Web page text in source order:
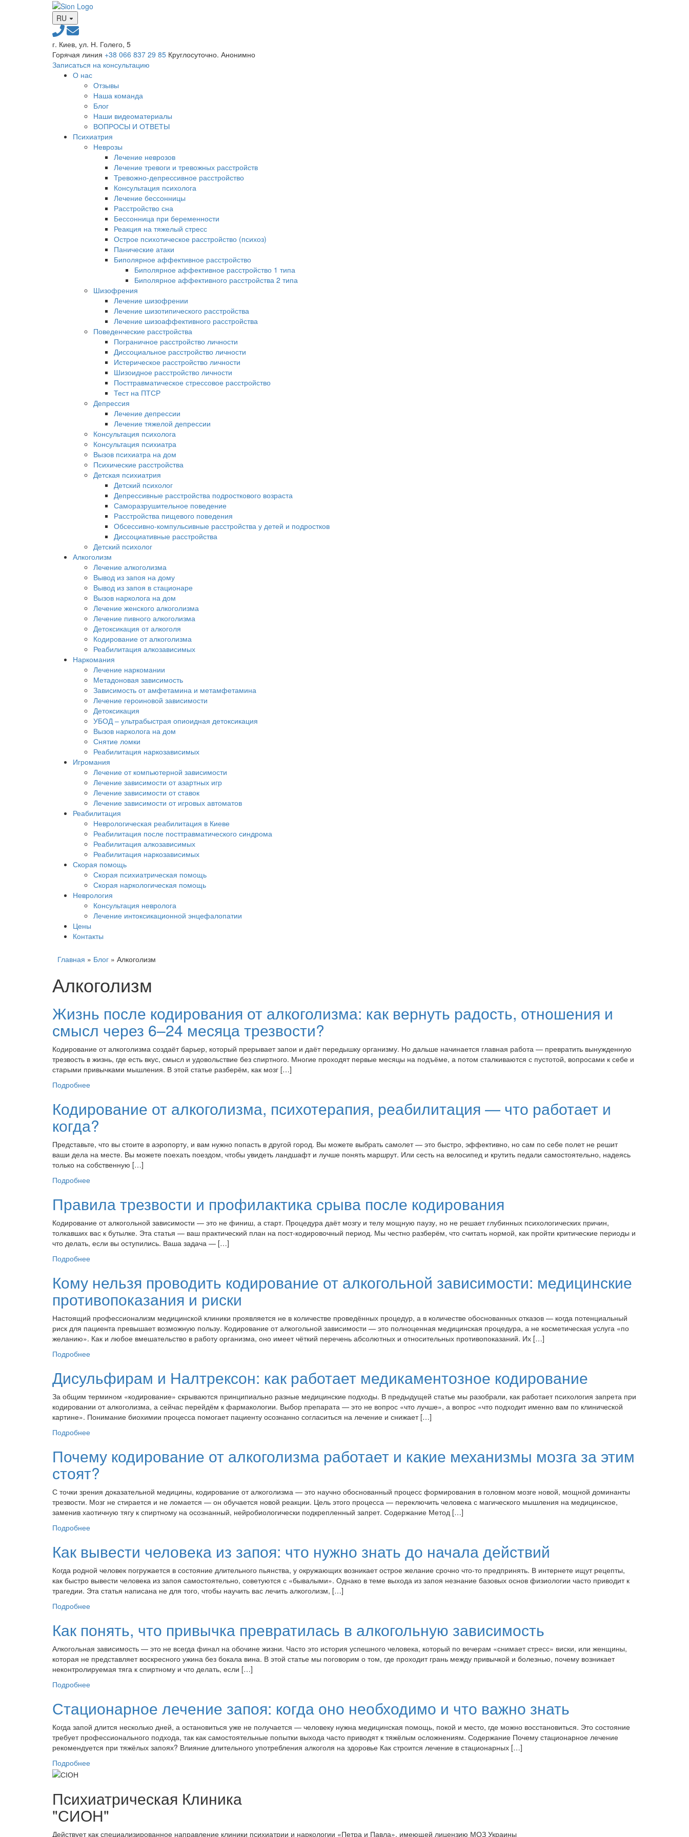
RU
г. Киев, ул. Н. Голего, 5
Горячая линия +38 066 837 29 85 Круглосуточно. Анонимно
Записаться на консультацию
О нас
Отзывы
Наша команда
Блог
Наши видеоматериалы
ВОПРОСЫ И ОТВЕТЫ
Психиатрия
Неврозы
Лечение неврозов
Лечение тревоги и тревожных расстройств
Тревожно-депрессивное расстройство
Консультация психолога
Лечение бессонницы
Расстройство сна
Бессонница при беременности
Реакция на тяжелый стресс
Острое психотическое расстройство (психоз)
Панические атаки
Биполярное аффективное расстройство
Биполярное аффективное расстройство 1 типа
Биполярное аффективного расстройства 2 типа
Шизофрения
Лечение шизофрении
Лечение шизотипического расстройства
Лечение шизоаффективного расстройства
Поведенческие расстройства
Пограничное расстройство личности
Диссоциальное расстройство личности
Истерическое расстройство личности
Шизоидное расстройство личности
Посттравматическое стрессовое расстройство
Тест на ПТСР
Депрессия
Лечение депрессии
Лечение тяжелой депрессии
Консультация психолога
Консультация психиатра
Вызов психиатра на дом
Психические расстройства
Детская психиатрия
Детский психолог
Депрессивные расстройства подросткового возраста
Саморазрушительное поведение
Расстройства пищевого поведения
Обсессивно-компульсивные расстройства у детей и подростков
Диссоциативные расстройства
Детский психолог
Алкоголизм
Лечение алкоголизма
Вывод из запоя на дому
Вывод из запоя в стационаре
Вызов нарколога на дом
Лечение женского алкоголизма
Лечение пивного алкоголизма
Детоксикация от алкоголя
Кодирование от алкоголизма
Реабилитация алкозависимых
Наркомания
Лечение наркомании
Метадоновая зависимость
Зависимость от амфетамина и метамфетамина
Лечение героиновой зависимости
Детоксикация
УБОД – ультрабыстрая опиоидная детоксикация
Вызов нарколога на дом
Снятие ломки
Реабилитация наркозависимых
Игромания
Лечение от компьютерной зависимости
Лечение зависимости от азартных игр
Лечение зависимости от ставок
Лечение зависимости от игровых автоматов
Реабилитация
Неврологическая реабилитация в Киеве
Реабилитация после посттравматического синдрома
Реабилитация алкозависимых
Реабилитация наркозависимых
Скорая помощь
Скорая психиатрическая помощь
Скорая наркологическая помощь
Неврология
Консультация невролога
Лечение интоксикационной энцефалопатии
Цены
Контакты
Главная » Блог » Алкоголизм
Алкоголизм
Жизнь после кодирования от алкоголизма: как вернуть радость, отношения и
смысл через 6–24 месяца трезвости?
Кодирование от алкоголизма создаёт барьер, который прерывает запои и даёт передышку организму. Но дальше начинается главная работа — превратить вынужденную
трезвость в жизнь, где есть вкус, смысл и удовольствие без спиртного. Многие проходят первые месяцы на подъёме, а потом сталкиваются с пустотой, вопросами к себе и
старыми привычками мышления. В этой статье разберём, как мозг […]
Подробнее
Кодирование от алкоголизма, психотерапия, реабилитация — что работает и
когда?
Представьте, что вы стоите в аэропорту, и вам нужно попасть в другой город. Вы можете выбрать самолет — это быстро, эффективно, но сам по себе полет не решит
ваши дела на месте. Вы можете поехать поездом, чтобы увидеть ландшафт и лучше понять маршрут. Или сесть на велосипед и крутить педали самостоятельно, надеясь
только на собственную […]
Подробнее
Правила трезвости и профилактика срыва после кодирования
Кодирование от алкогольной зависимости — это не финиш, а старт. Процедура даёт мозгу и телу мощную паузу, но не решает глубинных психологических причин,
толкавших вас к бутылке. Эта статья — ваш практический план на пост-кодировочный период. Мы честно разберём, что считать нормой, как пройти критические периоды и
что делать, если вы оступились. Ваша задача — […]
Подробнее
Кому нельзя проводить кодирование от алкогольной зависимости: медицинские
противопоказания и риски
Настоящий профессионализм медицинской клиники проявляется не в количестве проведённых процедур, а в количестве обоснованных отказов — когда потенциальный
риск для пациента превышает возможную пользу. Кодирование от алкогольной зависимости — это полноценная медицинская процедура, а не косметическая услуга «по
желанию». Как и любое вмешательство в работу организма, оно имеет чёткий перечень абсолютных и относительных противопоказаний. Их […]
Подробнее
Дисульфирам и Налтрексон: как работает медикаментозное кодирование
За общим термином «кодирование» скрываются принципиально разные медицинские подходы. В предыдущей статье мы разобрали, как работает психология запрета при
кодировании от алкоголизма, а сейчас перейдём к фармакологии. Выбор препарата — это не вопрос «что лучше», а вопрос «что подходит именно вам по клинической
картине». Понимание биохимии процесса помогает пациенту осознанно согласиться на лечение и снижает […]
Подробнее
Почему кодирование от алкоголизма работает и какие механизмы мозга за этим
стоят?
С точки зрения доказательной медицины, кодирование от алкоголизма — это научно обоснованный процесс формирования в головном мозге новой, мощной доминанты
трезвости. Мозг не стирается и не ломается — он обучается новой реакции. Цель этого процесса — переключить человека с магического мышления на медицинское,
заменив хаотичную тягу к спиртному на осознанный, нейробиологически подкрепленный запрет. Содержание Метод […]
Подробнее
Как вывести человека из запоя: что нужно знать до начала действий
Когда родной человек погружается в состояние длительного пьянства, у окружающих возникает острое желание срочно что-то предпринять. В интернете ищут рецепты,
как быстро вывести человека из запоя самостоятельно, советуются с «бывалыми». Однако в теме выхода из запоя незнание базовых основ физиологии часто приводит к
трагедии. Эта статья написана не для того, чтобы научить вас лечить алкоголизм, […]
Подробнее
Как понять, что привычка превратилась в алкогольную зависимость
Алкогольная зависимость — это не всегда финал на обочине жизни. Часто это история успешного человека, который по вечерам «снимает стресс» виски, или женщины,
которая не представляет воскресного ужина без бокала вина. В этой статье мы поговорим о том, где проходит грань между привычкой и болезнью, почему возникает
неконтролируемая тяга к спиртному и что делать, если […]
Подробнее
Стационарное лечение запоя: когда оно необходимо и что важно знать
Когда запой длится несколько дней, а остановиться уже не получается — человеку нужна медицинская помощь, покой и место, где можно восстановиться. Это состояние
требует профессионального подхода, так как самостоятельные попытки выхода часто приводят к тяжёлым осложнениям. Содержание Почему стационарное лечение
рекомендуется при тяжёлых запоях? Влияние длительного употребления алкоголя на здоровье Как строится лечение в стационарных […]
Подробнее
Психиатрическая Клиника
"СИОН"
Действует как специализированное направление клиники психиатрии и наркологии «Петра и Павла», имеющей лицензию МОЗ Украины